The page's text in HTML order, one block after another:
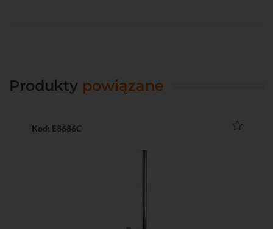
Produkty powiązane
Kod: E8686C